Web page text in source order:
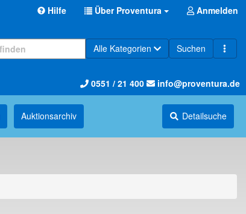
Hilfe Über Proventura Anmelden
Alle Kategorien Suchen
0551 / 21 400 info@proventura.de
Auktions­archiv Detailsuche